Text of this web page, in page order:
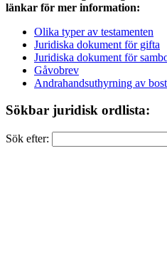
länkar för mer information:
Olika typer av testamenten
Juridiska dokument för gifta
Juridiska dokument för
Gåvobrev
Andrahandsuthyrning av
Sökbar juridisk ordlista:
Sök efter: